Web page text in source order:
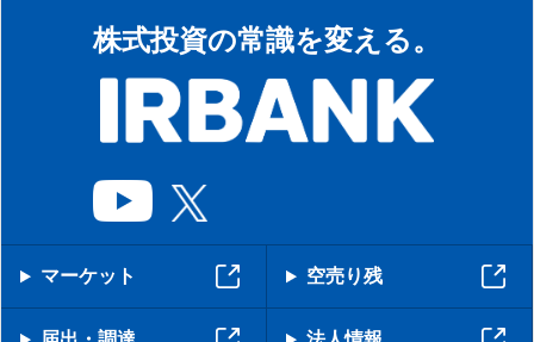
株式投資の常識を変える。
マーケット 空売り残